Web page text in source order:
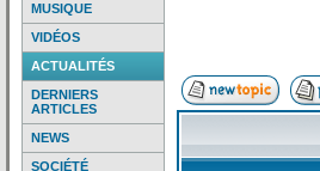
MUSIQUE
VIDÉOS
ACTUALITÉS
DERNIERS
ARTICLES
NEWS
SOCIÉTÉ